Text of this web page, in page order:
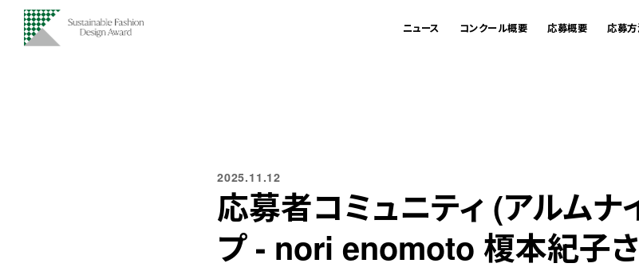
ニュース コンクール概要 応募概要 応募
2025.11.12
応募者コミュニティ (アルムナ
プ - nori enomoto 榎本紀子